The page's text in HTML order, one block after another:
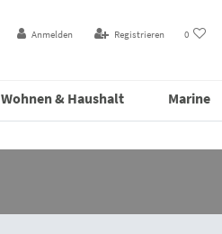
Anmelden Registrieren 0
Wohnen & Haushalt Marine